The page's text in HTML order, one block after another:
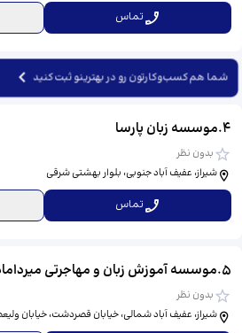
تماس
شما هم کسب‌وکارتون رو در بهترینو ثبت کنید
4
.موسسه زبان پارسا
بدون نظر
شیراز، عفیف آباد جنوبی، بلوار بهشتی شرقی
تماس
5
.موسسه آموزش زبان و مهاجرتی
بدون نظر
شیراز، عفیف آباد شمالی، خیابان قصردشت، خیابان